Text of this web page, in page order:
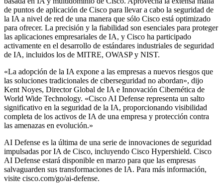
de puntos de aplicación de Cisco para llevar a cabo la seguridad de
la IA a nivel de red de una manera que sólo Cisco está optimizado
para ofrecer. La precisión y la fiabilidad son esenciales para proteger
las aplicaciones empresariales de IA, y Cisco ha participado
activamente en el desarrollo de estándares industriales de seguridad
de IA, incluidos los de MITRE, OWASP y NIST.
«La adopción de la IA expone a las empresas a nuevos riesgos que
las soluciones tradicionales de ciberseguridad no abordan», dijo
Kent Noyes, Director Global de IA e Innovación Cibernética de
World Wide Technology. «Cisco AI Defense representa un salto
significativo en la seguridad de la IA, proporcionando visibilidad
completa de los activos de IA de una empresa y protección contra
las amenazas en evolución.»
AI Defense es la última de una serie de innovaciones de seguridad
impulsadas por IA de Cisco, incluyendo Cisco Hypershield. Cisco
AI Defense estará disponible en marzo para que las empresas
salvaguarden sus transformaciones de IA. Para más información,
visite cisco.com/go/ai-defense.